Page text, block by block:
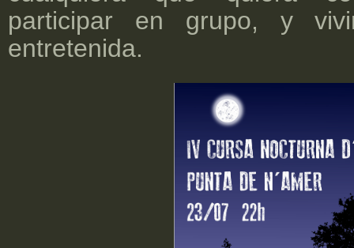
participar en grupo, y
entretenida.